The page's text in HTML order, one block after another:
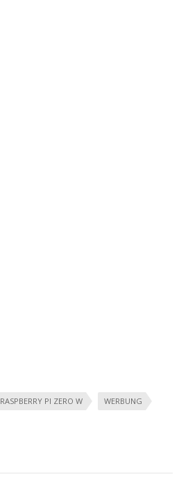
RASPBERRY PI ZERO W WERBUNG